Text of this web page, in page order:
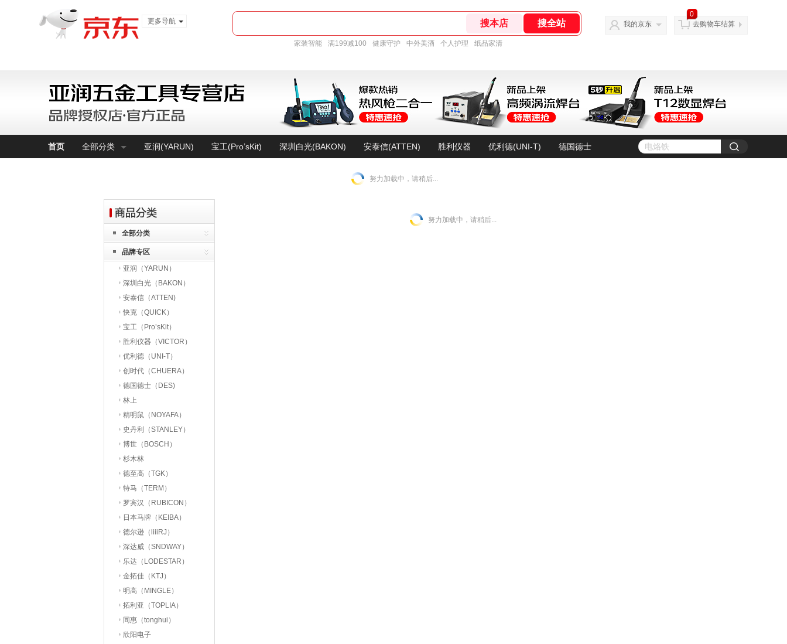
更多导航
家装智能 满199减100 健康守护 中外美酒 个人护理 纸品家清
我的京东
0
去购物车结算
首页 全部分类 亚润(YARUN) 宝工(Pro’sKit) 深圳白光(BAKON) 安泰信(ATTEN) 胜利仪器 优利德(UNI-T) 德国德士
努力加载中，请稍后...
全部分类
品牌专区
亚润（YARUN）
深圳白光（BAKON）
安泰信（ATTEN)
快克（QUICK）
宝工（Pro’sKit）
胜利仪器（VICTOR）
优利德（UNI-T）
创时代（CHUERA）
德国德士（DES)
林上
精明鼠（NOYAFA）
史丹利（STANLEY）
博世（BOSCH）
杉木林
德至高（TGK）
特马（TERM）
罗宾汉（RUBICON）
日本马牌（KEIBA）
德尔逊（liiiRJ）
深达威（SNDWAY）
乐达（LODESTAR）
金拓佳（KTJ）
明高（MINGLE）
拓利亚（TOPLIA）
同惠（tonghui）
欣阳电子
努力加载中，请稍后...